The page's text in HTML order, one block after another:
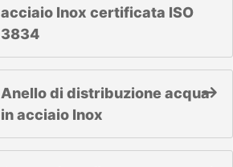
acciaio Inox certificata ISO
3834
Anello di distribuzione acqua
in acciaio Inox